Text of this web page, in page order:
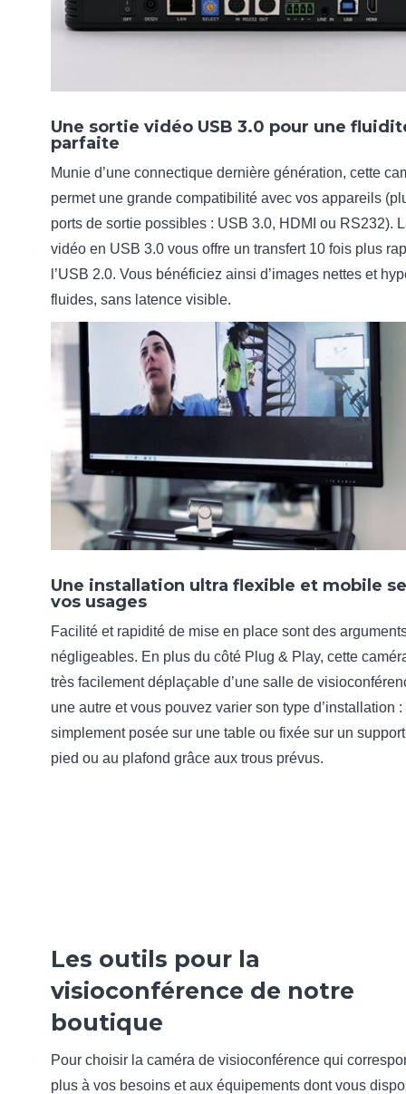
Une sortie vidéo USB 3.0 pour une
parfaite
Munie d’une connectique dernière génération, cette
permet une grande compatibilité avec vos appareils
ports de sortie possibles : USB 3.0, HDMI ou RS232).
vidéo en USB 3.0 vous offre un transfert 10 fois plus
l’USB 2.0. Vous bénéficiez ainsi d’images nettes et
fluides, sans latence visible.
Une installation ultra flexible et mobile
vos usages
Facilité et rapidité de mise en place sont des
négligeables. En plus du côté Plug & Play, cette
très facilement déplaçable d’une salle de
une autre et vous pouvez varier son type d’installation :
simplement posée sur une table ou fixée sur un
pied ou au plafond grâce aux trous prévus.
Les outils pour la
visioconférence de notre
boutique
Pour choisir la caméra de visioconférence qui
plus à vos besoins et aux équipements dont vous